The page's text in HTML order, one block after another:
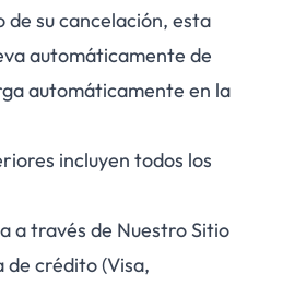
de su cancelación, esta
automáticamente de
automáticamente en la
incluyen todos los
a través de Nuestro Sitio
crédito (Visa,